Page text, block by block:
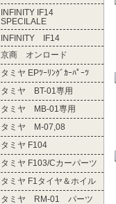
INFINITY IF14
SPECILALE
INFINITY IF14
京商 オンロード
タミヤ EPﾂｰﾘﾝｸﾞｶｰﾊﾟｰﾂ
タミヤ BT-01専用
タミヤ MB-01専用
タミヤ M-07,08
タミヤ F104
タミヤ F103/Cカーパーツ
タミヤ F1タイヤ＆ホイル
タミヤ RM-01 パーツ